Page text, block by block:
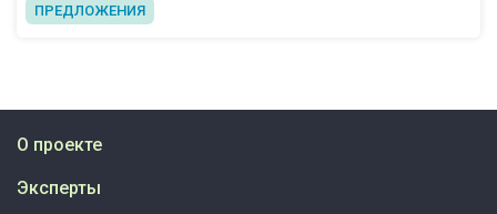
ПРЕДЛОЖЕНИЯ
О проекте
Эксперты